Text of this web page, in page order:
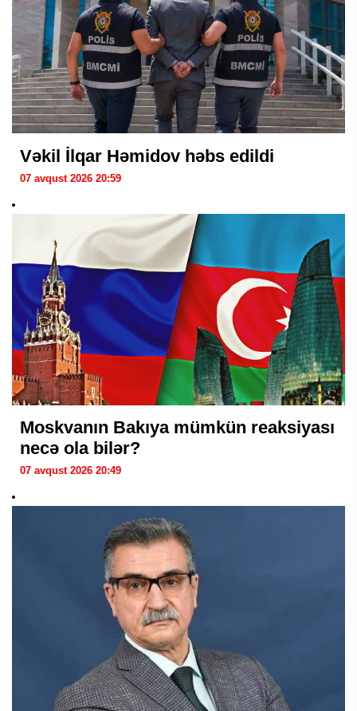
Vəkil İlqar Həmidov həbs edildi
07 avqust 2026 20:59
Moskvanın Bakıya mümkün reaksiyası
necə ola bilər?
07 avqust 2026 20:49